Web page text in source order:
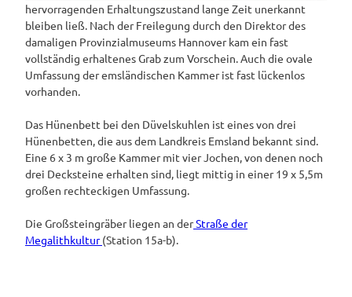
© Hanna Brunsen |CC-BY-SA
hervorragenden Erhaltungszustand lange Zeit unerkannt
bleiben ließ. Nach der Freilegung durch den Direktor des
damaligen Provinzialmuseums Hannover kam ein fast
vollständig erhaltenes Grab zum Vorschein. Auch die ovale
Umfassung der emsländischen Kammer ist fast lückenlos
vorhanden.
Das Hünenbett bei den Düvelskuhlen ist eines von drei
Hünenbetten, die aus dem Landkreis Emsland bekannt sind.
Eine 6 x 3 m große Kammer mit vier Jochen, von denen noch
drei Decksteine erhalten sind, liegt mittig in einer 19 x 5,5m
großen rechteckigen Umfassung.
Die Großsteingräber liegen an derStraße der
Megalithkultur(Station 15a-b).